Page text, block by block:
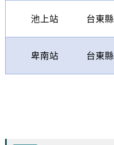
池上站 台東縣
卑南站 台東縣